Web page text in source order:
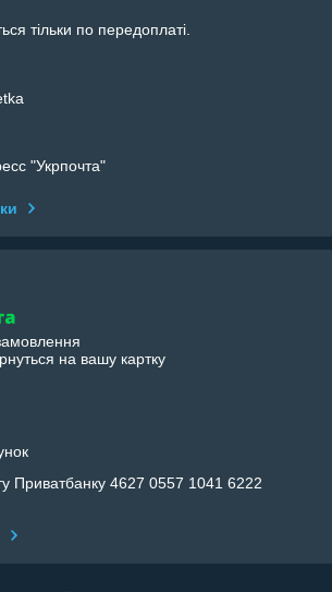
тільки по передоплаті.
"Укрпочта"
на вашу картку
Приватбанку 4627 0557 1041 6222